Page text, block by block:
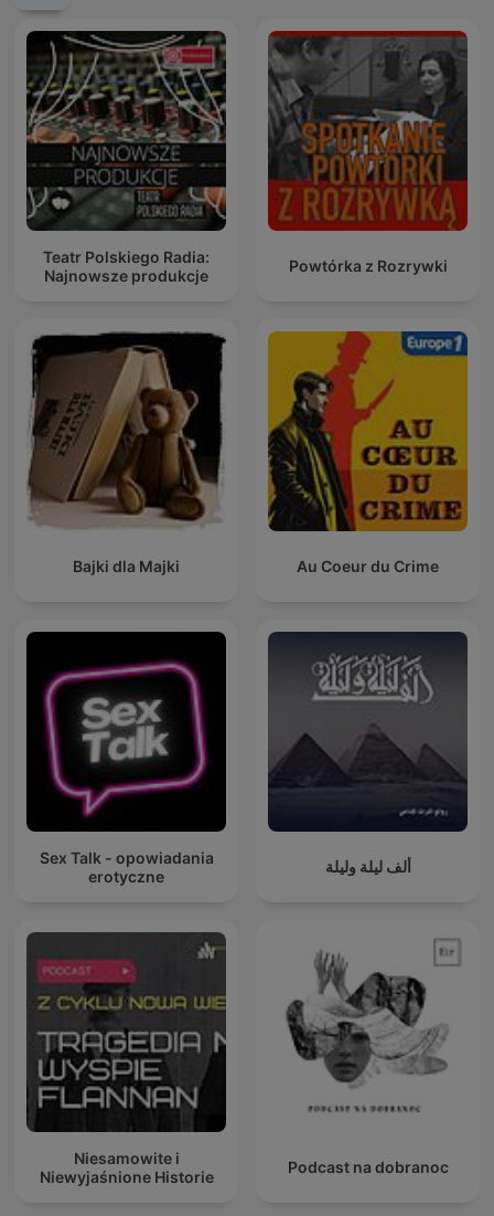
Teatr Polskiego Radia:
Najnowsze produkcje
Powtórka z Rozrywki
Bajki dla Majki Au Coeur du Crime
Sex Talk - opowiadania
erotyczne
ألف ليلة وليلة
Niesamowite i
Niewyjaśnione Historie
Podcast na dobranoc